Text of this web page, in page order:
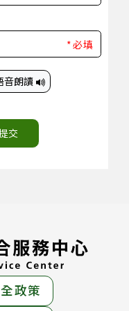
*必填
音朗讀
交
政策